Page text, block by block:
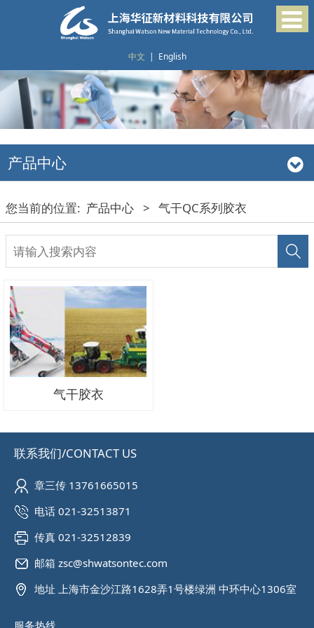
中文 | English
产品中心
您当前的位置: 产品中心 > 气干QC系列胶衣
气干胶衣
联系我们/CONTACT US
章三传 13761665015
电话 021-32513871
传真 021-32512839
邮箱 zsc@shwatsontec.com
地址 上海市金沙江路1628弄1号楼绿洲 中环中心1306室